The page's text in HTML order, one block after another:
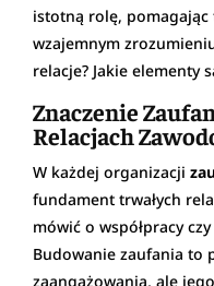
istotną rolę,
wzajemnym
relacje? Jakie elementy
Znaczenie
Relacjach
W każdej organizacji
fundament trwałych
mówić o współpracy
Budowanie zaufania to
zaangażowania, ale